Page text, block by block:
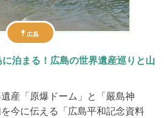
広島
に泊まる！広島の世界遺産巡りと山
産「原爆ドーム」と「嚴島神
今に伝える「広島平和記念資料